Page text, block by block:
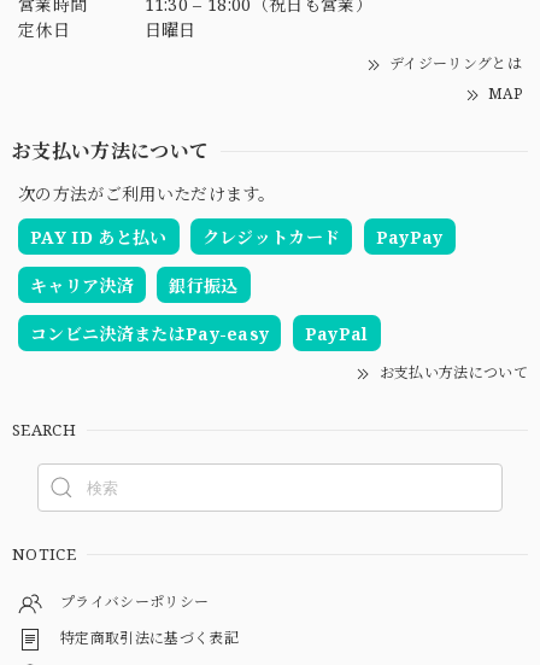
定休日
日曜日
デイジーリングとは
MAP
お支払い方法について
次の方法がご利用いただけます。
PAY ID あと払い
クレジットカード PayPay
キャリア決済 銀行振込
コンビニ決済またはPay-easy PayPal
お支払い方法について
SEARCH
NOTICE
プライバシーポリシー
特定商取引法に基づく表記